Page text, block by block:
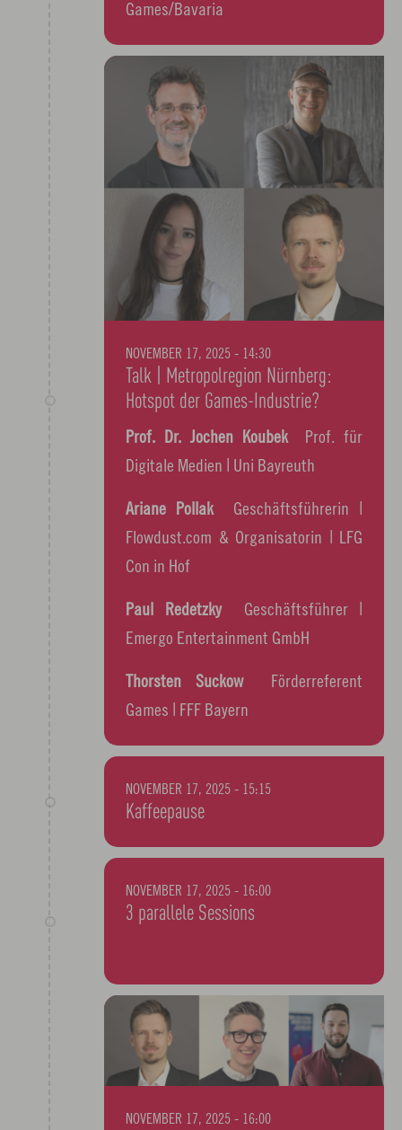
Games/Bavaria
NOVEMBER 17, 2025 - 14:30
Talk | Metropolregion Nürnberg:
Hotspot der Games-Industrie?
Prof. Dr. Jochen KoubekProf. für
Digitale Medien | Uni Bayreuth
Ariane Pollak
Geschäftsführerin ​​|
Flowdust.com & Organisatorin ​​| LFG
Con in Hof
Paul RedetzkyGeschäftsführer |
Emergo Entertainment GmbH
Thorsten Suckow
Förderreferent
Games | FFF Bayern
NOVEMBER 17, 2025 - 15:15
Kaffeepause
NOVEMBER 17, 2025 - 16:00
3 parallele Sessions
NOVEMBER 17, 2025 - 16:00